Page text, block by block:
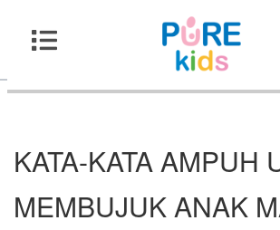
KATA-KATA AMPUH
MEMBUJUK ANAK